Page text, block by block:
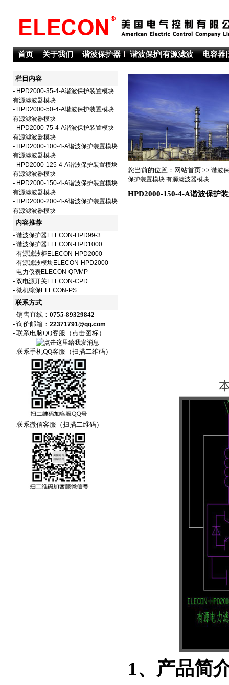
首页 关于我们 谐波保护器 谐波保护|有源滤波 电容器
栏目内容
- HPD2000-35-4-A谐波保护装置模块
有源滤波器模块
- HPD2000-50-4-A谐波保护装置模块
有源滤波器模块
- HPD2000-75-4-A谐波保护装置模块
有源滤波器模块
- HPD2000-100-4-A谐波保护装置模块
有源滤波器模块
- HPD2000-125-4-A谐波保护装置模块
有源滤波器模块
- HPD2000-150-4-A谐波保护装置模块
有源滤波器模块
- HPD2000-200-4-A谐波保护装置模块
有源滤波器模块
内容推荐
- 谐波保护器ELECON-HPD99-3
- 谐波保护器ELECON-HPD1000
- 有源滤波柜ELECON-HPD2000
- 有源滤波模块ELECON-HPD2000
- 电力仪表ELECON-QP/MP
- 双电源开关ELECON-CPD
- 微机综保ELECON-PS
联系方式
- 销售直线： 0755-89329842
- 询价邮箱： 22371791@qq.com
- 联系电脑QQ客服（点击图标）
- 联系手机QQ客服（扫描二维码）
- 联系微信客服（扫描二维码）
您当前的位置：网站首页 >> 谐波
保护装置模块 有源滤波器模块
HPD2000-150-4-A谐波保护
1、产品简